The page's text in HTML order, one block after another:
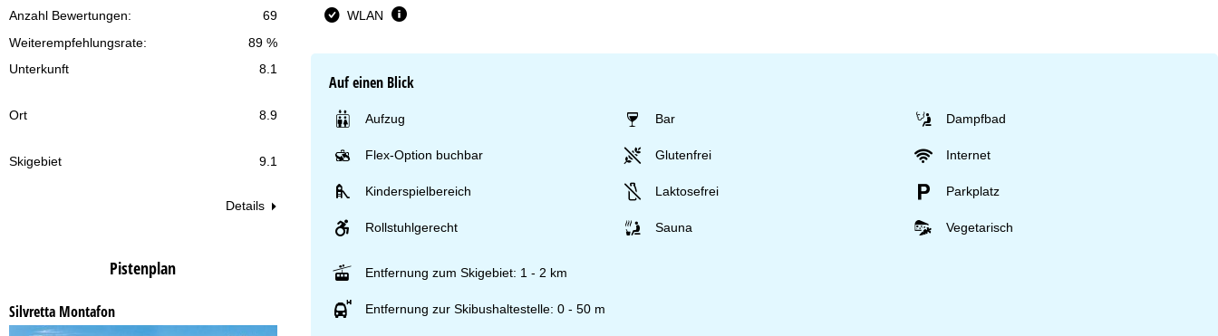
69
Anzahl Bewertungen:
89 %
Weiterempfehlungsrate:
Unterkunft
8.1
Ort 8.9
Skigebiet 9.1
Details
Pistenplan
Silvretta Montafon
WLAN
Auf einen Blick
Aufzug Bar Dampfbad
Flex-Option buchbar Glutenfrei Internet
Kinderspielbereich Laktosefrei Parkplatz
Rollstuhlgerecht Sauna Vegetarisch
Entfernung zum Skigebiet: 1 - 2 km
Entfernung zur Skibushaltestelle: 0 - 50 m